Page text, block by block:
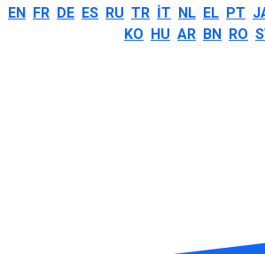
EN FR DE ES RU TR IT NL EL PT
KO HU AR BN RO